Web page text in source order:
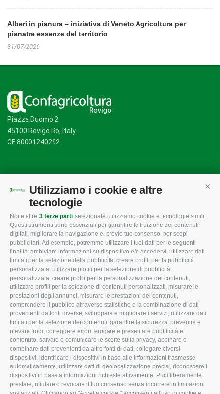
Utilizziamo i cookie e altre
tecnologie
Noi e altre 3 terze parti selezionate utilizziamo cookie e tecnologie simili.
Questi strumenti sono essenziali per garantire la fruizione dei contenuti
digitali, migliorare la navigazione e, previo tuo consenso, per scopi
pubblicitari. Ad esempio, potremmo utilizzare i tuoi dati per le seguenti
finalità: archiviare informazioni su dispositivo e/o accedervi, utilizzare dati
limitati per la selezione della pubblicità, creare profili per la pubblicità
personalizzata, utilizzare profili per la selezione di pubblicità
personalizzata, creare profili per la personalizzazione dei contenuti,
utilizzare profili per la selezione di contenuti personalizzati, misurare le
prestazioni degli annunci, misurare le prestazioni dei contenuti,
comprendere il pubblico attraverso statistiche o la combinazione di dati
provenienti da fonti diverse, sviluppare e migliorare i servizi, utilizzare dati
limitati per la selezione dei contenuti, garantire la sicurezza, prevenire e
rilevare frodi, correggere errori, erogare e presentare pubblicità e
contenuto, salvare e comunicare le scelte sulla privacy, abbinare e
combinare dati provenienti da altre fonti di dati, collegare diversi
dispositivi, identificare i dispositivi in base alle informazioni trasmesse
automaticamente, utilizzare dati di geolocalizzazione precisi, riconoscere i
dispositivi in base a informazioni richieste attivamente. Puoi liberamente
prestare, rifiutare o revocare il tuo consenso senza incorrere in limitazioni
Alberi in pianura – iniziativa di Veneto Agricoltura per
pianatre essenze del territorio
31/07/2026
Piazza Duomo 2
45100 Rovigo Ro, Italy
CF 80001240292
CONFAGRICOLTURA
ROVIGO
L'Associazione
Missione e Progetto
Organigramma aziendale
I Nostri Servizi
Uffici della Sede
provinciale
Le Sedi di Zona
Agricoltori S.r.l.
Whistleblowing
Confagricoltura Rovigo e
Agricoltori srl
CONFAGRICOLTURA
INFORMA
Tecnico
Fiscale
Lavoro
Ambiente
Associazione
CONFAGRICOLTURA
ATTIVA
Notizie in evidenza
Eventi
Comunicati Stampa